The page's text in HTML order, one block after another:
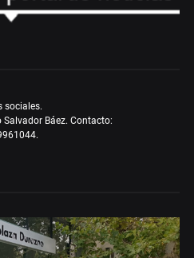
sociales.
Salvador Báez. Contacto: